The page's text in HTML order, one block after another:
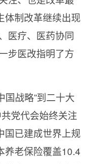
体制改革继续出现
医疗、医药协同
步医改指明了方
国战略”到二十大
党代会始终关注
国已建成世界上规
养老保险覆盖10.4